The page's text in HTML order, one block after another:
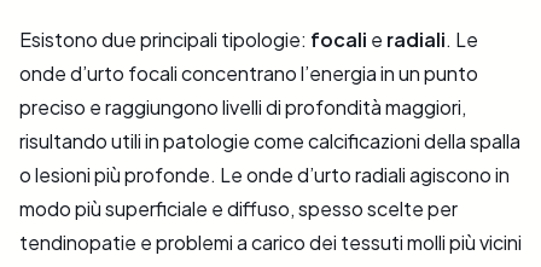
Esistono due principali tipologie: focali e radiali. Le
onde d’urto focali concentrano l’energia in un punto
preciso e raggiungono livelli di profondità maggiori,
risultando utili in patologie come calcificazioni della spalla
o lesioni più profonde. Le onde d’urto radiali agiscono in
modo più superficiale e diffuso, spesso scelte per
tendinopatie e problemi a carico dei tessuti molli più vicini